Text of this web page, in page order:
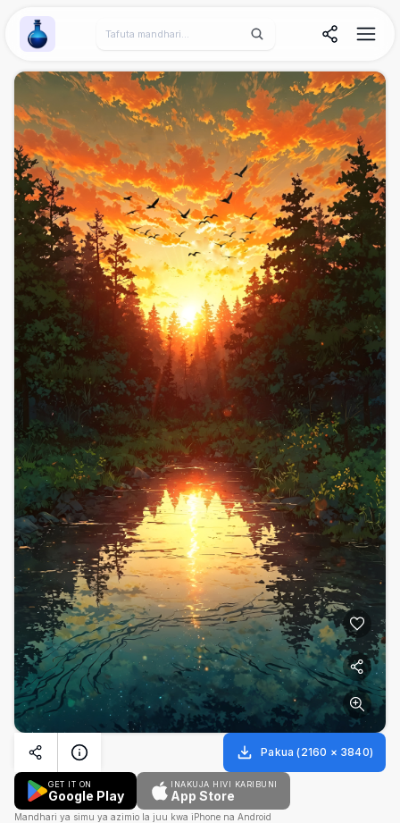
Wallpaper Alchemy
Pakua (2160 × 3840)
GET IT ON
Google Play
INAKUJA HIVI KARIBUNI
App Store
Mandhari ya simu ya azimio la juu kwa iPhone na Android